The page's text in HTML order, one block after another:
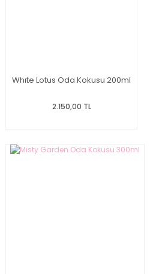
Whıte Lotus Oda Kokusu 200ml
2.150,00 TL